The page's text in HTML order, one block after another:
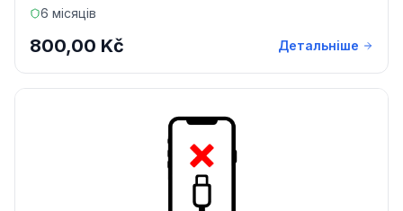
6 місяців
800,00 Kč Детальніше